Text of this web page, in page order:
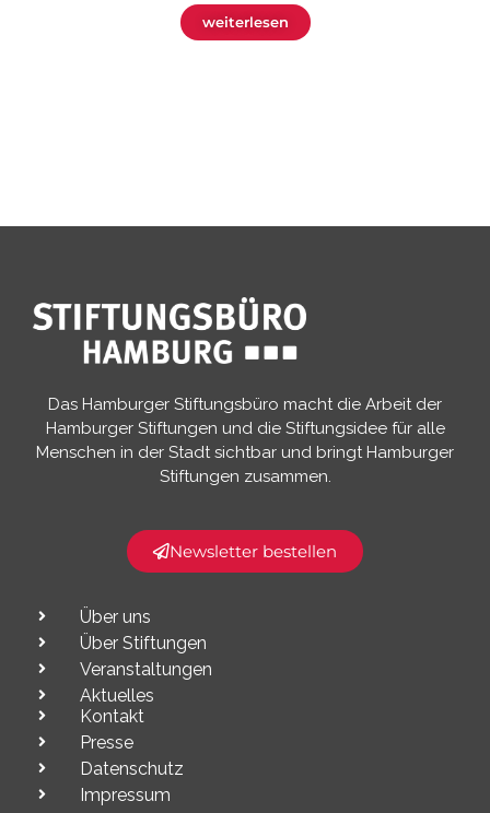
weiterlesen
Das Hamburger Stiftungsbüro macht die Arbeit der
Hamburger Stiftungen und die Stiftungsidee für alle
Menschen in der Stadt sichtbar und bringt Hamburger
Stiftungen zusammen.​
Newsletter bestellen
Über uns
Über Stiftungen
Veranstaltungen
Aktuelles
Kontakt
Presse
Datenschutz
Impressum